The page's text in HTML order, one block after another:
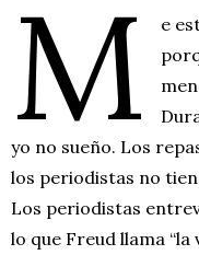
M
e
yo no sueño. Los
los periodistas no
Los periodistas
lo que Freud llama “la